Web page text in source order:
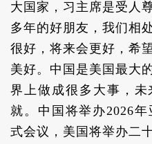
大国家，习主席是受人
多年的好朋友，我们相
很好，将来会更好，希
美好。中国是美国最大
界上做成很多大事，
就。中国将举办2026
式会议，美国将举办二